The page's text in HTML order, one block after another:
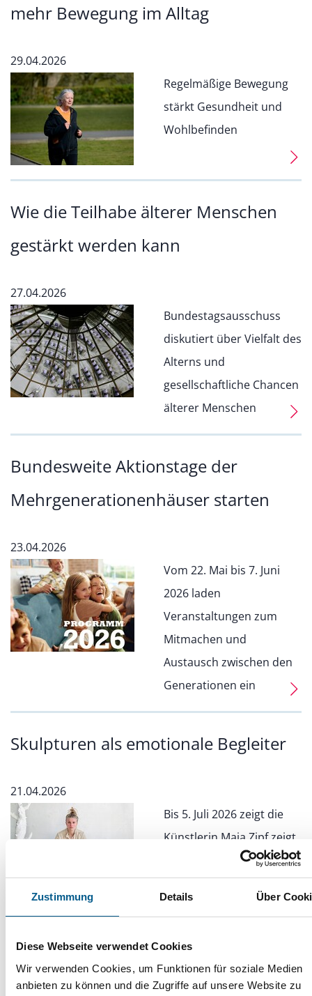
Zustimmung Details Über
Diese Webseite verwendet Cookies
Wir verwenden Cookies, um Funktionen für soziale Medien
anbieten zu können und die Zugriffe auf unsere Website zu
mehr Bewegung im Alltag
29.04.2026
Regelmäßige Bewegung
stärkt Gesundheit und
Wohlbefinden
Wie die Teilhabe älterer Menschen
gestärkt werden kann
27.04.2026
Bundestagsausschuss
diskutiert über Vielfalt des
Alterns und
gesellschaftliche Chancen
älterer Menschen
Bundesweite Aktionstage der
Mehrgenerationenhäuser starten
23.04.2026
Vom 22. Mai bis 7. Juni
2026 laden
Veranstaltungen zum
Mitmachen und
Austausch zwischen den
Generationen ein
Skulpturen als emotionale Begleiter
21.04.2026
Bis 5. Juli 2026 zeigt die
Künstlerin Maja Zipf zeigt
in Hannover Objekte
zwischen Krise, Natur und
Humor kennt kein Alter: Wettbewerb